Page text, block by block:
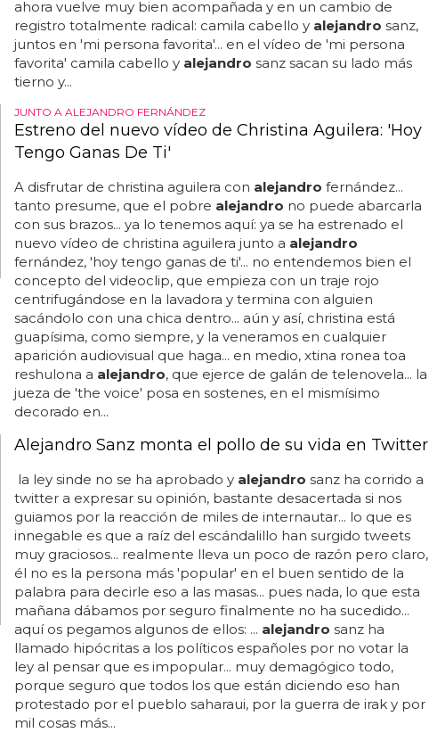
ahora vuelve muy bien acompañada y en un cambio de
registro totalmente radical: camila cabello y alejandro sanz,
juntos en 'mi persona favorita'... en el vídeo de 'mi persona
favorita' camila cabello y alejandro sanz sacan su lado más
tierno y...
JUNTO A ALEJANDRO FERNÁNDEZ
Estreno del nuevo vídeo de Christina Aguilera: 'Hoy
Tengo Ganas De Ti'
A disfrutar de christina aguilera con alejandro fernández...
tanto presume, que el pobre alejandro no puede abarcarla
con sus brazos... ya lo tenemos aquí: ya se ha estrenado el
nuevo vídeo de christina aguilera junto a alejandro
fernández, 'hoy tengo ganas de ti'... no entendemos bien el
concepto del videoclip, que empieza con un traje rojo
centrifugándose en la lavadora y termina con alguien
sacándolo con una chica dentro... aún y así, christina está
guapísima, como siempre, y la veneramos en cualquier
aparición audiovisual que haga... en medio, xtina ronea toa
reshulona a alejandro, que ejerce de galán de telenovela... la
jueza de 'the voice' posa en sostenes, en el mismísimo
decorado en...
Alejandro Sanz monta el pollo de su vida en Twitter
la ley sinde no se ha aprobado y alejandro sanz ha corrido a
twitter a expresar su opinión, bastante desacertada si nos
guiamos por la reacción de miles de internautar... lo que es
innegable es que a raíz del escándalillo han surgido tweets
muy graciosos... realmente lleva un poco de razón pero claro,
él no es la persona más 'popular' en el buen sentido de la
palabra para decirle eso a las masas... pues nada, lo que esta
mañana dábamos por seguro finalmente no ha sucedido...
aquí os pegamos algunos de ellos: ... alejandro sanz ha
llamado hipócritas a los políticos españoles por no votar la
ley al pensar que es impopular... muy demagógico todo,
porque seguro que todos los que están diciendo eso han
protestado por el pueblo saharaui, por la guerra de irak y por
mil cosas más...